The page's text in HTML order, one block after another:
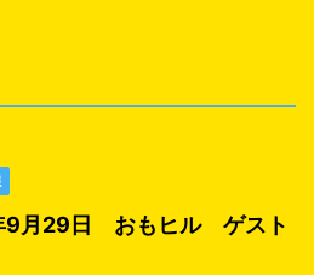
9月29日 おもヒル ゲスト